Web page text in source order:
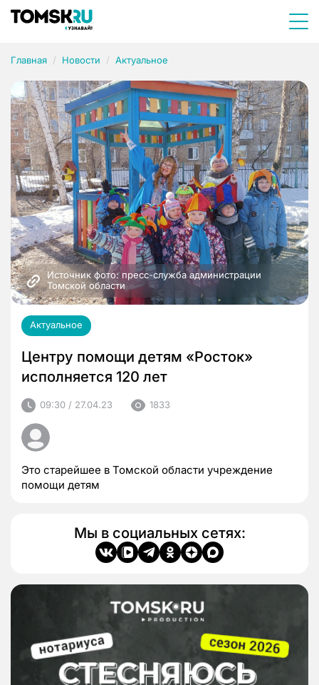
Главная Новости Актуальное
Источник фото: пресс-служба администрации
Томской области
Актуальное
Центру помощи детям «Росток»
исполняется 120 лет
09:30 / 27.04.23 1833
Это старейшее в Томской области учреждение
помощи детям
Мы в социальных сетях: